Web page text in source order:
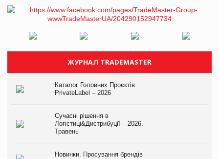
ЖУРНАЛ TRADEMASTER
Каталог Головних Проєктів
PrivateLabel – 2026
Сучасні рішення в
Логістиці&Дистрибуції – 2026.
Травень
Новинки. Просування брендів